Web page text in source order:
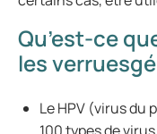
Qu’est-ce
les
Le HPV (virus du